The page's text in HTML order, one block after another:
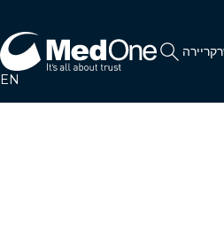
קריירה
EN